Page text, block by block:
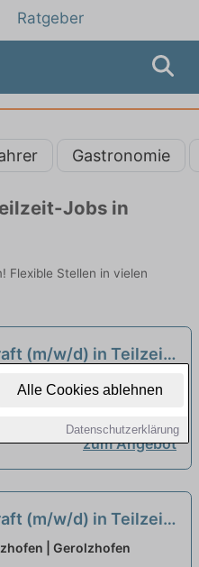
Alle Cookies ablehnen
Datenschutzerklärung
Ratgeber
Gastronomie
Jobs in
Flexible Stellen in vielen
(m/w/d) in Teilzeit
Woche) - Bei uns
mit Behinderung
| Schweinfurt
zum Angebot
(m/w/d) in Teilzeit
unseres Teams
| Gerolzhofen